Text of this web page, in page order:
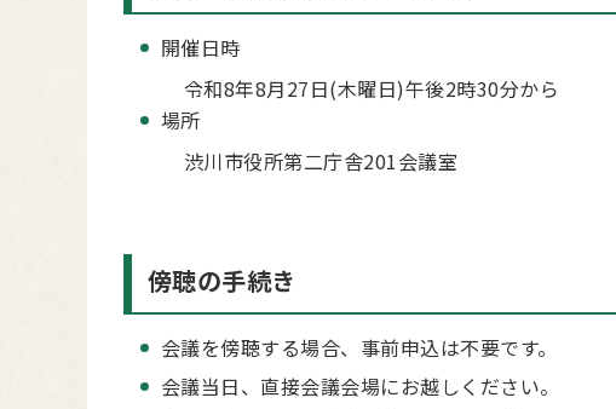
開催日時
令和8年8月27日(木曜日)午後2時30分から
場所
渋川市役所第二庁舎201会議室
傍聴の手続き
会議を傍聴する場合、事前申込は不要です。
会議当日、直接会議会場にお越しください。